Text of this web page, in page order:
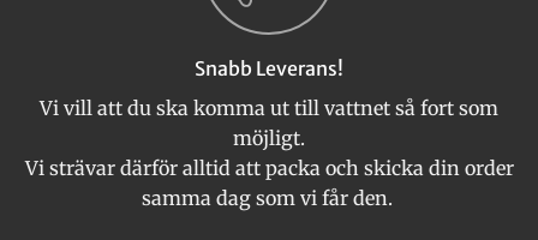
Snabb Leverans!
Vi vill att du ska komma ut till vattnet så fort som
möjligt.
Vi strävar därför alltid att packa och skicka din order
samma dag som vi får den.